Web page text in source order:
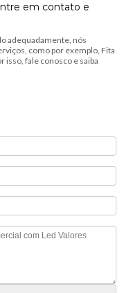
em contato e
adequadamente, nós
como por exemplo, Fita
isso, fale conosco e saiba